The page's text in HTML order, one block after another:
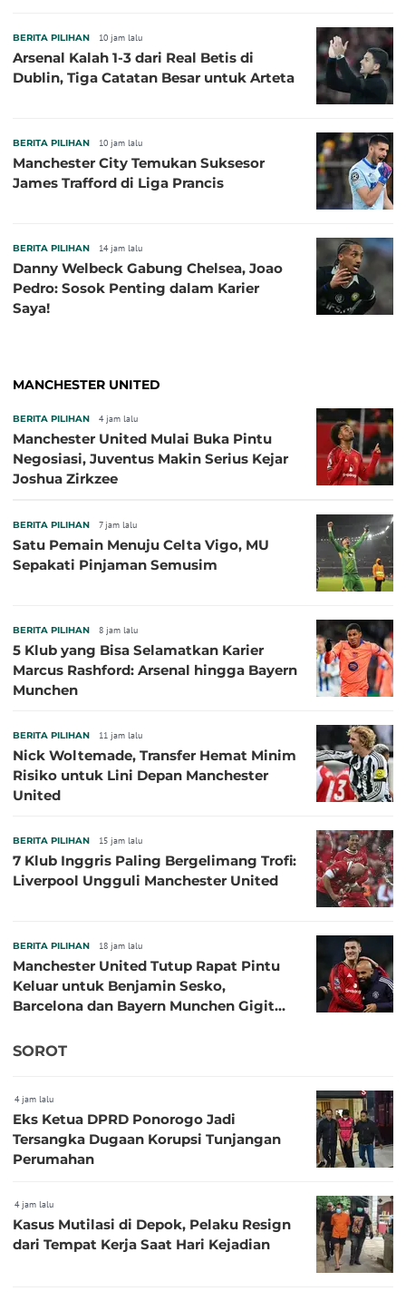
BERITA PILIHAN 10 jam lalu
Arsenal Kalah 1-3 dari Real Betis di
Dublin, Tiga Catatan Besar untuk Arteta
BERITA PILIHAN 10 jam lalu
Manchester City Temukan Suksesor
James Trafford di Liga Prancis
BERITA PILIHAN 14 jam lalu
Danny Welbeck Gabung Chelsea, Joao
Pedro: Sosok Penting dalam Karier
Saya!
MANCHESTER UNITED
BERITA PILIHAN 4 jam lalu
Manchester United Mulai Buka Pintu
Negosiasi, Juventus Makin Serius Kejar
Joshua Zirkzee
BERITA PILIHAN 7 jam lalu
Satu Pemain Menuju Celta Vigo, MU
Sepakati Pinjaman Semusim
BERITA PILIHAN 8 jam lalu
5 Klub yang Bisa Selamatkan Karier
Marcus Rashford: Arsenal hingga Bayern
Munchen
BERITA PILIHAN 11 jam lalu
Nick Woltemade, Transfer Hemat Minim
Risiko untuk Lini Depan Manchester
United
BERITA PILIHAN 15 jam lalu
7 Klub Inggris Paling Bergelimang Trofi:
Liverpool Ungguli Manchester United
BERITA PILIHAN 18 jam lalu
Manchester United Tutup Rapat Pintu
Keluar untuk Benjamin Sesko,
Barcelona dan Bayern Munchen Gigit
SOROT
4 jam lalu
Eks Ketua DPRD Ponorogo Jadi
Tersangka Dugaan Korupsi Tunjangan
Perumahan
4 jam lalu
Kasus Mutilasi di Depok, Pelaku Resign
dari Tempat Kerja Saat Hari Kejadian